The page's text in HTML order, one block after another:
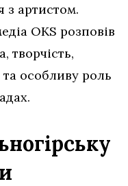
з артистом.
OKS розповів
творчість,
особливу роль